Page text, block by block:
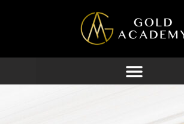
contenido